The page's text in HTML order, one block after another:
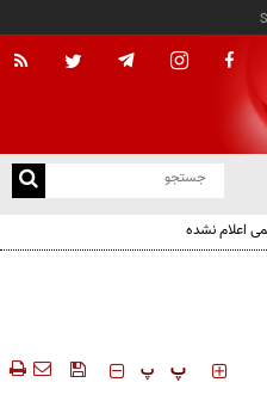
اعلام نشده
‍‍‍ پ پ